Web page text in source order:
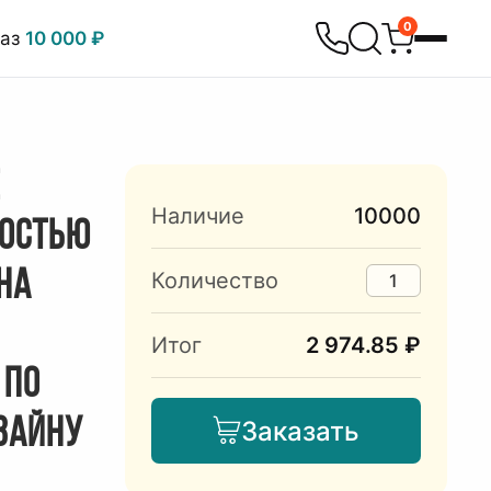
10 000 ₽
0
Наличие 10000
Количество
Итог 2 974.85 ₽
Заказать